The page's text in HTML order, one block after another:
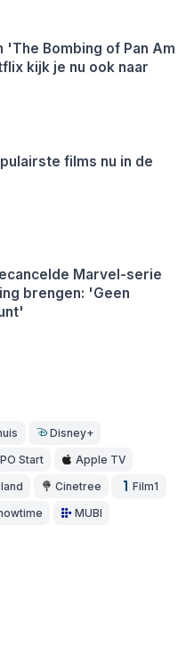
'The Bombing of Pan Am
kijk je nu ook naar
films nu in de
Marvel-serie
brengen: 'Geen
Disney+
Start Apple TV
Cinetree Film1
MUBI